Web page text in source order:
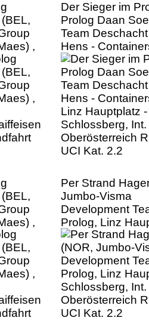
,
Der Sieger im
Prolog Daan
Team
Hens -
Linz Hauptplatz -
Schlossberg,
Oberösterreich
UCI Kat. 2.2
,
Per Strand
Jumbo-Visma
Development
Prolog, Linz
Schlossberg,
Oberösterreich
UCI Kat. 2.2